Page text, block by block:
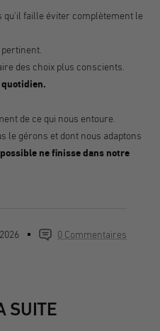
0 Commentaires
qu'il faille éviter complètement le
des choix plus conscients.
quotidien.
de ce qui nous entoure.
le gérons et dont nous adaptons
ne finisse dans notre
SUITE